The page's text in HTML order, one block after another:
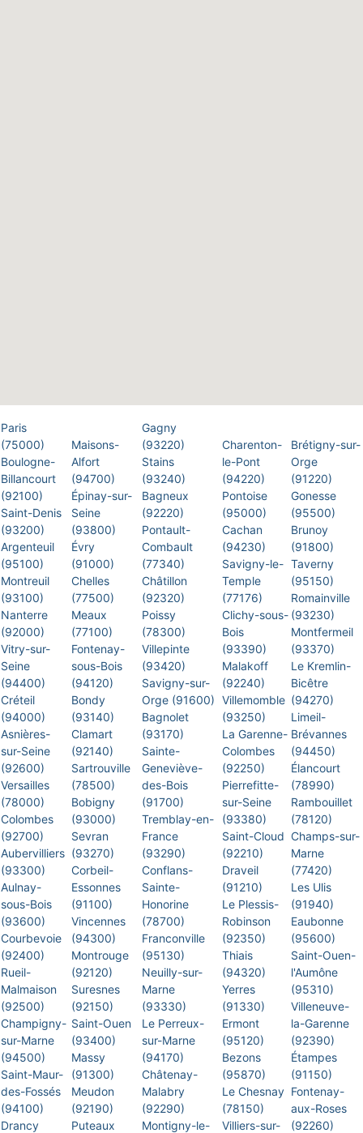
Paris
(75000)
Boulogne-
Billancourt
(92100)
Saint-Denis
(93200)
Argenteuil
(95100)
Montreuil
(93100)
Nanterre
(92000)
Vitry-sur-
Seine
(94400)
Créteil
(94000)
Asnières-
sur-Seine
(92600)
Versailles
(78000)
Colombes
(92700)
Aubervilliers
(93300)
Aulnay-
sous-Bois
(93600)
Courbevoie
(92400)
Rueil-
Malmaison
(92500)
Champigny-
sur-Marne
(94500)
Saint-Maur-
des-Fossés
(94100)
Drancy
Maisons-
Alfort
(94700)
Épinay-sur-
Seine
(93800)
Évry
(91000)
Chelles
(77500)
Meaux
(77100)
Fontenay-
sous-Bois
(94120)
Bondy
(93140)
Clamart
(92140)
Sartrouville
(78500)
Bobigny
(93000)
Sevran
(93270)
Corbeil-
Essonnes
(91100)
Vincennes
(94300)
Montrouge
(92120)
Suresnes
(92150)
Saint-Ouen
(93400)
Massy
(91300)
Meudon
(92190)
Puteaux
Gagny
(93220)
Stains
(93240)
Bagneux
(92220)
Pontault-
Combault
(77340)
Châtillon
(92320)
Poissy
(78300)
Villepinte
(93420)
Savigny-sur-
Orge (91600)
Bagnolet
(93170)
Sainte-
Geneviève-
des-Bois
(91700)
Tremblay-en-
France
(93290)
Conflans-
Sainte-
Honorine
(78700)
Franconville
(95130)
Neuilly-sur-
Marne
(93330)
Le Perreux-
sur-Marne
(94170)
Châtenay-
Malabry
(92290)
Montigny-le-
Charenton-
le-Pont
(94220)
Pontoise
(95000)
Cachan
(94230)
Savigny-le-
Temple
(77176)
Clichy-sous-
Bois
(93390)
Malakoff
(92240)
Villemomble
(93250)
La Garenne-
Colombes
(92250)
Pierrefitte-
sur-Seine
(93380)
Saint-Cloud
(92210)
Draveil
(91210)
Le Plessis-
Robinson
(92350)
Thiais
(94320)
Yerres
(91330)
Ermont
(95120)
Bezons
(95870)
Le Chesnay
(78150)
Villiers-sur-
Brétigny-sur-
Orge
(91220)
Gonesse
(95500)
Brunoy
(91800)
Taverny
(95150)
Romainville
(93230)
Montfermeil
(93370)
Le Kremlin-
Bicêtre
(94270)
Limeil-
Brévannes
(94450)
Élancourt
(78990)
Rambouillet
(78120)
Champs-sur-
Marne
(77420)
Les Ulis
(91940)
Eaubonne
(95600)
Saint-Ouen-
l'Aumône
(95310)
Villeneuve-
la-Garenne
(92390)
Étampes
(91150)
Fontenay-
aux-Roses
(92260)